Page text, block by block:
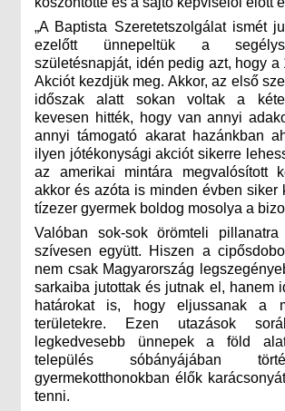
„A Baptista Szeretetszolgálat ismét
ezelőtt ünnepeltük a
születésnapját, idén pedig azt, hogy a
Akciót kezdjük meg. Akkor, az első
időszak alatt sokan voltak a
kevesen hitték, hogy van annyi
annyi támogató akarat hazánkban
ilyen jótékonysági akciót sikerre
az amerikai mintára megvalósított
akkor és azóta is minden évben siker
tízezer gyermek boldog mosolya a
Valóban sok-sok örömteli pillanatra
szívesen együtt. Hiszen a
nem csak Magyarország
sarkaiba jutottak és jutnak el, hanem
határokat is, hogy eljussanak a
területekre. Ezen utazások
legkedvesebb ünnepek a föld
település sóbányájában
gyermekotthonokban élők
tenni.